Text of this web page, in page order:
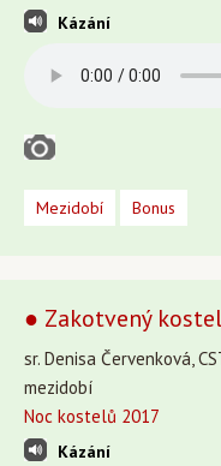
Kázání
Mezidobí Bonus
● Zakotvený
sr. Denisa Červenková,
mezidobí
Noc kostelů 2017
Kázání